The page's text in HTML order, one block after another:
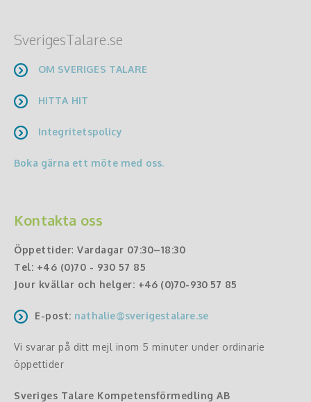
SverigesTalare.se
OM SVERIGES TALARE
HITTA HIT
Integritetspolicy
Boka gärna ett möte med oss.
Kontakta oss
Öppettider: Vardagar 07:30–18:30
Tel: +46 (0)70 - 930 57 85
Jour kvällar och helger: +46 (0)70-930 57 85
E-post: nathalie@sverigestalare.se
Vi svarar på ditt mejl inom 5 minuter under ordinarie
öppettider
Sveriges Talare Kompetensförmedling AB